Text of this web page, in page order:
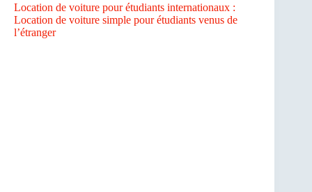
Location de voiture pour étudiants internationaux :
Location de voiture simple pour étudiants venus de
l’étranger